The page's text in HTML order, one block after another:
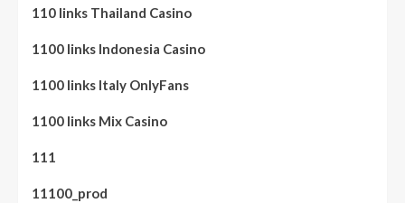
110 links Thailand Casino
1100 links Indonesia Casino
1100 links Italy OnlyFans
1100 links Mix Casino
111
11100_prod